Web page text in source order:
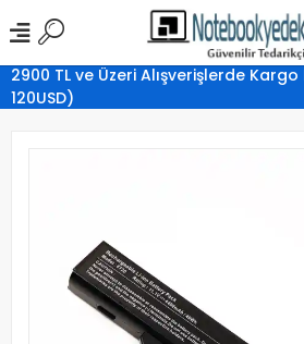
2900 TL ve Üzeri Alışverişlerde
120USD)